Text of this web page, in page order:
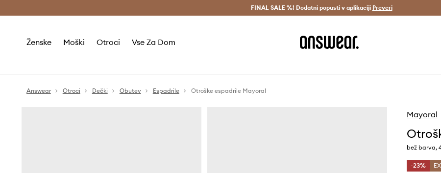
Dostava v 3 dneh > Prihrani z vpisom v Answear Club >
FINAL SALE %! Dodatni popusti v aplikaciji Preveri
Ženske Moški Otroci Vse Za Dom
Answear Otroci Dečki Obutev Espadrile Otroške espadrile Mayoral
Mayoral
bež barva,
-23%